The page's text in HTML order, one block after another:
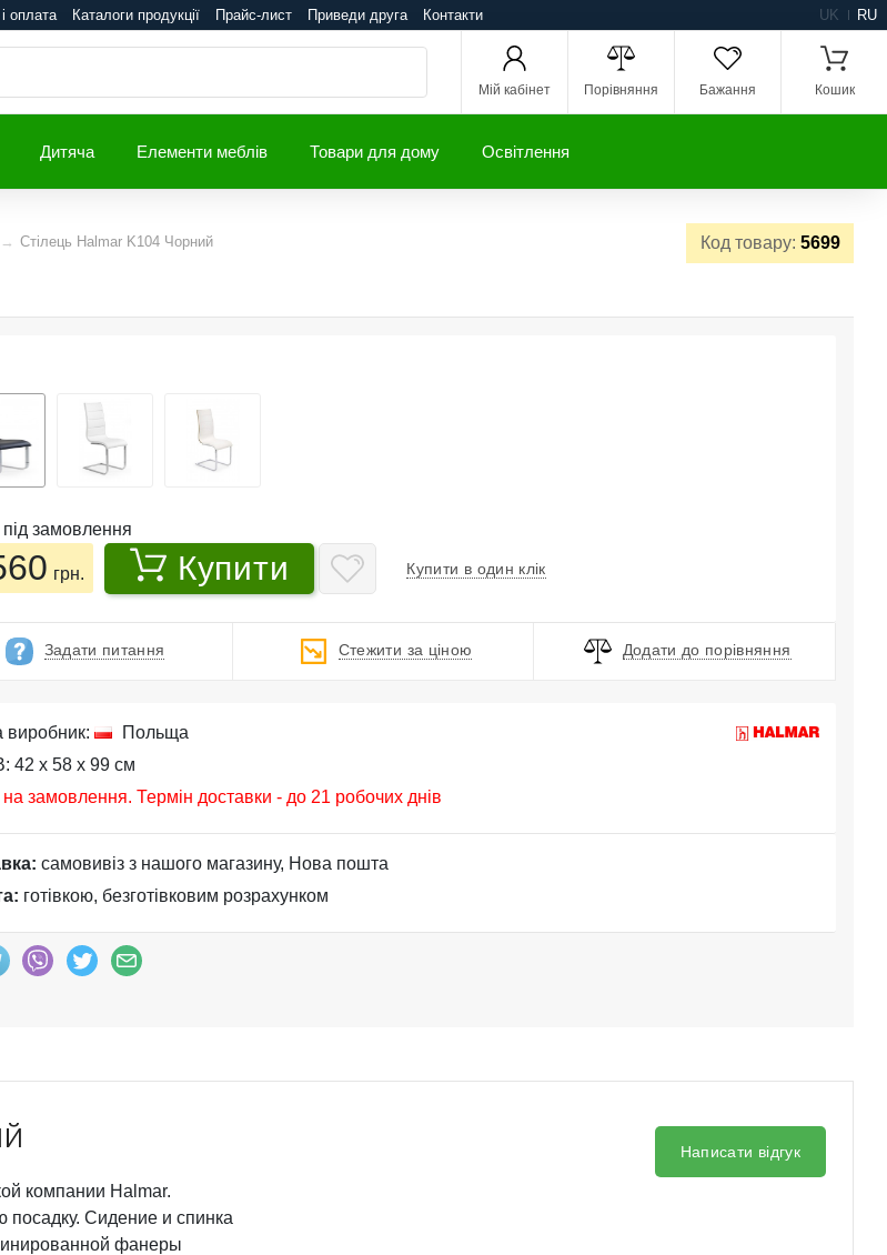
оплата Каталоги продукції Прайс-лист Приведи друга Контакти UK RU
Мій кабінет Порівняння Бажання Кошик
Дитяча Елементи меблів Товари для дому Освітлення
Код товару: 5699
Стілець Halmar K104 Чорний
замовлення
грн. Купити Купити в один клік
Задати питання Стежити за ціною Додати до порівняння
виробник:
Польща
42 x 58 x 99 см
замовлення. Термін доставки - до 21 робочих днів
самовивіз з нашого магазину, Нова пошта
готівкою, безготівковим розрахунком
компании Halmar.
Сидение и спинка
фанеры
Написати відгук